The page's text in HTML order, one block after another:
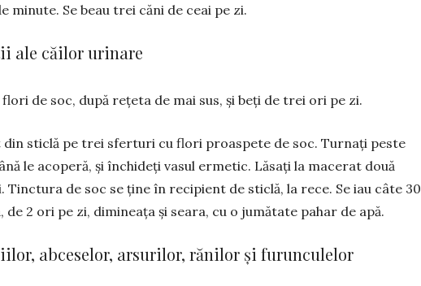
minute. Se beau trei căni de ceai pe zi.
ale căilor urinare
de soc, după rețeta de mai sus, și beți de trei ori pe zi.
sticlă pe trei sferturi cu flori proas­pete de soc. Turnați peste
le acoperă, și închideți vasul ermetic. Lăsați la macerat două
Tinctura de soc se ține în recipient de sticlă, la rece. Se iau câte 30
2 ori pe zi, dimineața și seara, cu o jumătate pahar de apă.
abceselor, arsurilor, rănilor și furunculelor